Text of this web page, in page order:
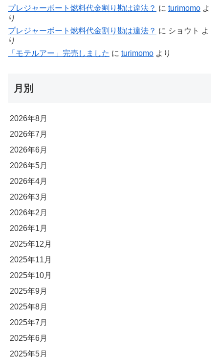
プレジャーボート燃料代金割り勘は違法？ に turimomo よ
り
プレジャーボート燃料代金割り勘は違法？ に ショウト よ
り
「モテルアー」完売しました に turimomo より
月別
2026年8月
2026年7月
2026年6月
2026年5月
2026年4月
2026年3月
2026年2月
2026年1月
2025年12月
2025年11月
2025年10月
2025年9月
2025年8月
2025年7月
2025年6月
2025年5月